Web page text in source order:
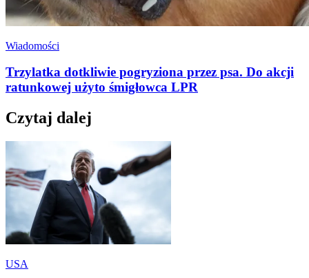
Wiadomości
Trzylatka dotkliwie pogryziona przez psa. Do akcji
ratunkowej użyto śmigłowca LPR
Czytaj dalej
USA